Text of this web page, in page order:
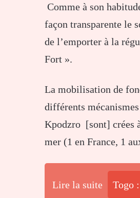
Comme à son
façon transparente le
de l’emporter à la
Fort ».
La mobilisation de
différents
Kpodzro [sont] crées
mer (1 en France, 1
Lire la suite Togo